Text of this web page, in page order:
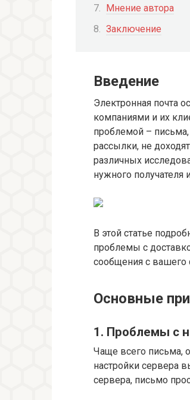
Мнение автора
Заключение
Введение
Электронная почта
компаниями и их
проблемой –
рассылки, не
различных
нужного получателя
В этой статье
проблемы с
сообщения с вашего
Основные
1. Проблемы с
Чаще всего письма,
настройки сервера
сервера, письмо